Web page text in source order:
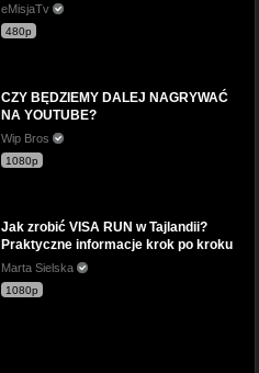
eMisjaTv
480p
CZY BĘDZIEMY DALEJ NAGRYWAĆ
NA YOUTUBE?
Wip Bros
1080p
Jak zrobić VISA RUN w Tajlandii?
Praktyczne informacje krok po kroku
Marta Sielska
1080p